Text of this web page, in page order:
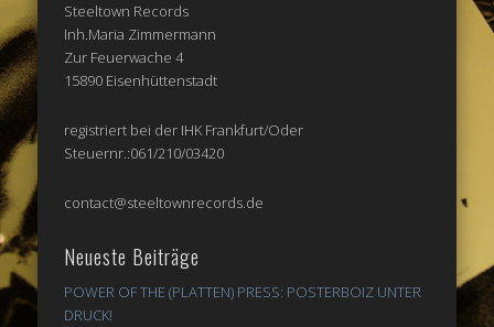
Steeltown Records
Inh.Maria Zimmermann
Zur Feuerwache 4
15890 Eisenhüttenstadt
registriert bei der IHK Frankfurt/Oder
Steuernr.:061/210/03420
contact@steeltownrecords.de
Neueste Beiträge
POWER OF THE (PLATTEN) PRESS: POSTERBOIZ UNTER
DRUCK!